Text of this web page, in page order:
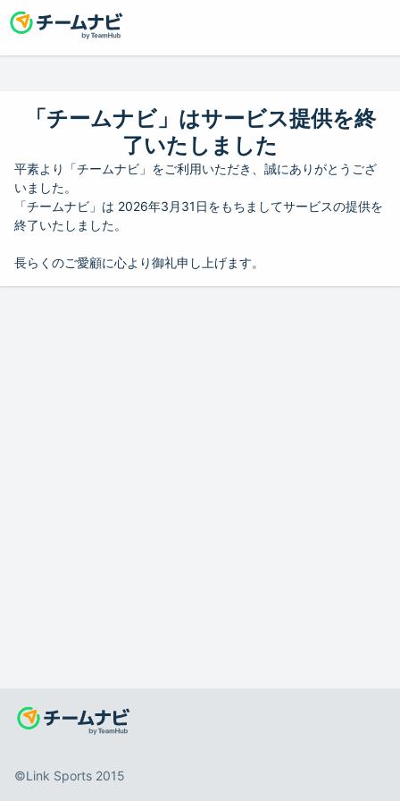
「チームナビ」はサービス提供を終
了いたしました
平素より「チームナビ」をご利用いただき、誠にありがとうござ
いました。
「チームナビ」は 2026年3月31日をもちましてサービスの提供を
終了いたしました。
長らくのご愛顧に心より御礼申し上げます。
©️Link Sports 2015